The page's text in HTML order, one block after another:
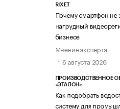
RIXET
Почему смартфон не
нагрудный
бизнесе
Мнение эксперта
6 августа 2026
ПРОИЗВОДСТВЕННОЕ
«ЭТАЛОН»
Как подобрать
систему для